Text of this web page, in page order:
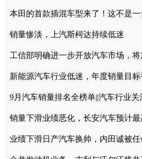
本田的首款插混车型来了！这不是
销量惨淡，上汽斯柯达持续低迷
工信部明确进一步开放汽车市场，
新能源汽车行业低迷，年度销量目标
9月汽车销量排名全榜单||汽车行业关
销量下滑业绩恶化，长安汽车预计最
业绩下滑日产汽车换帅，内田诚被任